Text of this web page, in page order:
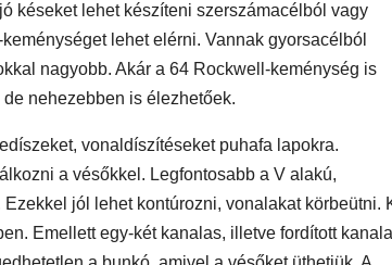
késeket lehet készíteni szerszámacélból vagy
lehet elérni. Vannak gyorsacélból
nagyobb. Akár a 64 Rockwell-keménység is
nehezebben is élezhetőek.
vonaldíszítéseket puhafa lapokra.
a vésőkkel. Legfontosabb a V alakú,
jól lehet kontúrozni, vonalakat körbeütni.
Emellett egy-két kanalas, illetve fordított